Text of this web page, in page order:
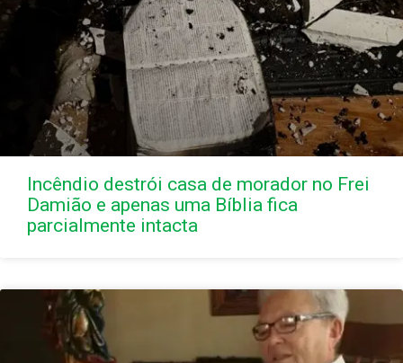
Incêndio destrói casa de morador no Frei
Damião e apenas uma Bíblia fica
parcialmente intacta